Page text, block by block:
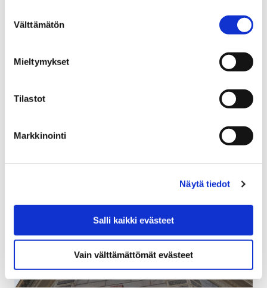
valinta
Välttämätön
Mieltymykset
Tilastot
Markkinointi
Näytä tiedot
Salli kaikki evästeet
Vain välttämättömät evästeet
25 maaliskuun, 2021
tilinpäätöksen maanantaina 29. maaliskuuta.
ylijäämää. Talousarviossa tavoitteeksi oli asetettu…